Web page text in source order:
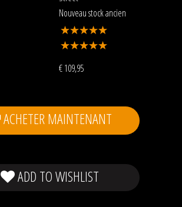
Nouveau stock ancien
€109,95
ACHETER MAINTENANT
ADD TO WISHLIST